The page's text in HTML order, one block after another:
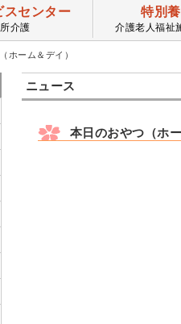
スセンター
介護
特別
介護老人福祉
ホーム＆デイ）
ニュース
本日のおやつ（ホ